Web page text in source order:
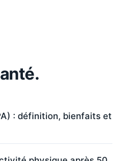
: définition, bienfaits et